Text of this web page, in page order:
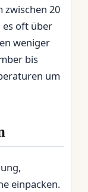
zwischen 20
es oft über
weniger
bis
um
einpacken.